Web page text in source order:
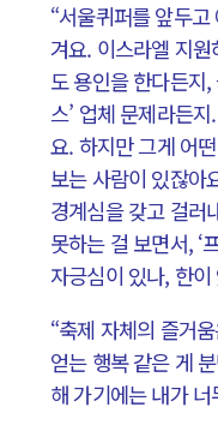
“서울퀴퍼를 앞두
겨요. 이스라엘 지
도 용인을 한다든지
스’ 업체 문제라든
요. 하지만 그게 어
보는 사람이 있잖아
경계심을 갖고 걸러
못하는 걸 보면서, ‘
자긍심이 있나, 한
“축제 자체의 즐거
얻는 행복 같은 게
해 가기에는 내가